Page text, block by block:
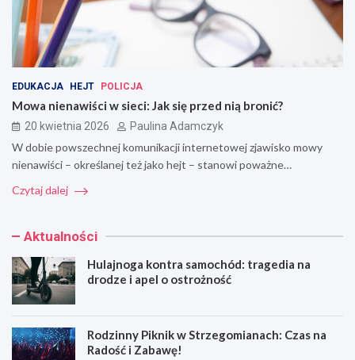
EDUKACJA HEJT POLICJA
Mowa nienawiści w sieci: Jak się przed nią bronić?
20 kwietnia 2026 Paulina Adamczyk
W dobie powszechnej komunikacji internetowej zjawisko mowy
nienawiści – określanej też jako hejt – stanowi poważne…
Czytaj dalej
Aktualności
Hulajnoga kontra samochód: tragedia na
drodze i apel o ostrożność
Rodzinny Piknik w Strzegomianach: Czas na
Radość i Zabawę!